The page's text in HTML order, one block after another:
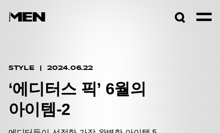
STYLE 2024.06.22
‘에디터스 픽’ 6월의
아이템-2